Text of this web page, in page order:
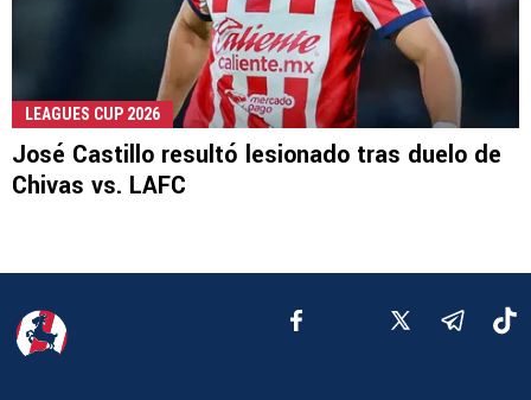
LEAGUES CUP 2026
José Castillo resultó lesionado tras duelo de
Chivas vs. LAFC